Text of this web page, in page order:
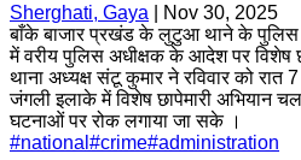
Sherghati, Gaya
Nov 30, 2025
बाँके बाजार प्रखंड के लुटुआ थाने के पुलिस
में वरीय पुलिस अधीक्षक के आदेश पर विशेष
थाना अध्यक्ष संटू कुमार ने रविवार को रात
जंगली इलाके में विशेष छापेमारी अभियान
घटनाओं पर रोक लगाया जा सके ।
#national #crime#administration